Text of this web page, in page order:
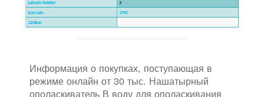
Информация о покупках, поступающая в
режиме онлайн от 30 тыс. Нашатырный
ополаскиватель В воду для ополаскивания